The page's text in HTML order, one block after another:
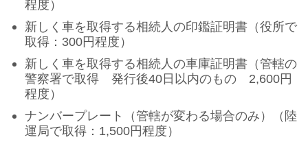
程度）
新しく車を取得する相続人の印鑑証明書（役所で
取得：300円程度）
新しく車を取得する相続人の車庫証明書（管轄の
警察署で取得 発行後40日以内のもの 2,600円
程度）
ナンバープレート（管轄が変わる場合のみ）（陸
運局で取得：1,500円程度）